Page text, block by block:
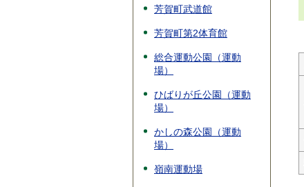
芳賀町武道館
芳賀町第2体育館
総合運動公園（運動
場）
ひばりが丘公園（運動
場）
かしの森公園（運動
場）
嶺南運動場